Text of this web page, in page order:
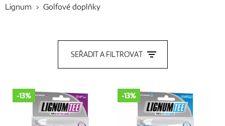
Oblečení
Boty
Lignum Golfové doplňky
SEŘADIT A FILTROVAT
-13% -13%